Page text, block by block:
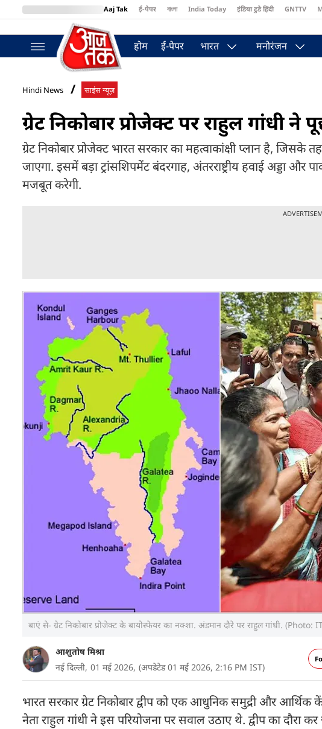
Aaj Tak ई-पेपर বাংলা India Today इंडिया टुडे हिंदी GNTTV
BT Bazaar
होम ई-पेपर भारत मनोरंजन
Hindi News साइंस न्यूज़
ग्रेट निकोबार प्रोजेक्ट पर राहुल गांधी
ग्रेट निकोबार प्रोजेक्ट भारत सरकार का महत्वाकांक्षी प्लान है, जिसके
जाएगा. इसमें बड़ा ट्रांसशिपमेंट बंदरगाह, अंतरराष्ट्रीय हवाई अड्डा और
मजबूत करेगी.
बाएं से- ग्रेट निकोबार प्रोजेक्ट के बायोस्फेयर का नक्शा. अंडमान दौरे पर राहुल गांधी. (Photo:
आशुतोष मिश्रा
नई दिल्ली, 01 मई 2026, (अपडेटेड 01 मई 2026, 2:16 PM IST)
भारत सरकार ग्रेट निकोबार द्वीप को एक आधुनिक समुद्री और आर्थिक
नेता राहुल गांधी ने इस परियोजना पर सवाल उठाए थे. द्वीप का दौरा